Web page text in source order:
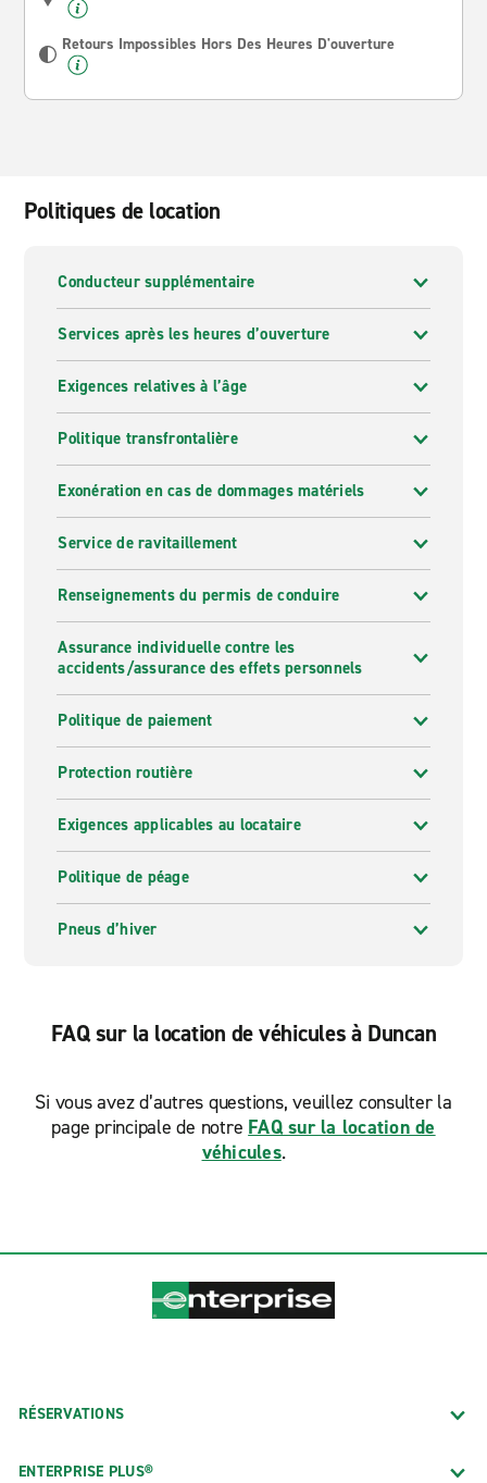
Retours Impossibles Hors Des Heures D'ouverture
Politiques de location
Conducteur supplémentaire
Services après les heures d’ouverture
Exigences relatives à l’âge
Politique transfrontalière
Exonération en cas de dommages matériels
Service de ravitaillement
Renseignements du permis de conduire
Assurance individuelle contre les
accidents/assurance des effets personnels
Politique de paiement
Protection routière
Exigences applicables au locataire
Politique de péage
Pneus d’hiver
FAQ sur la location de véhicules à Duncan
Si vous avez d’autres questions, veuillez consulter la
page principale de notre FAQ sur la location de
véhicules.
RÉSERVATIONS
ENTERPRISE PLUS®